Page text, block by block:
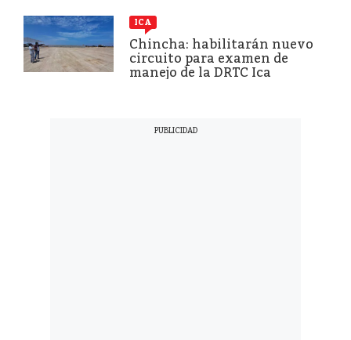
ICA
Chincha: habilitarán nuevo
circuito para examen de
manejo de la DRTC Ica